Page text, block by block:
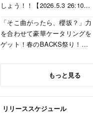
しょう！！【2026.5.3 26:10〜
「そこ曲がったら、櫻坂？」力
を合わせて豪華ケータリングを
ゲット！春のBACKS祭り！
京】
もっと見る
リリーススケジュール